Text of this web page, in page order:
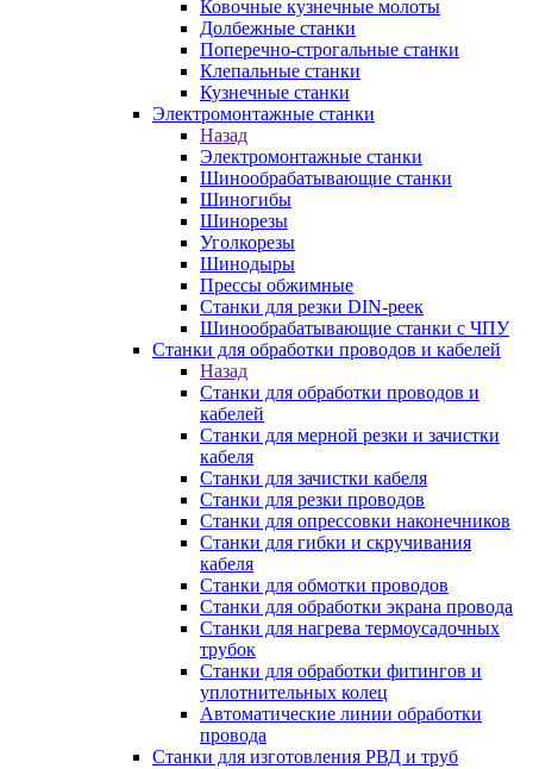
Ковочные кузнечные молоты
Долбежные станки
Поперечно-строгальные станки
Клепальные станки
Кузнечные станки
Электромонтажные станки
Назад
Электромонтажные станки
Шинообрабатывающие станки
Шиногибы
Шинорезы
Уголкорезы
Шинодыры
Прессы обжимные
Станки для резки DIN-реек
Шинообрабатывающие станки с ЧПУ
Станки для обработки проводов и кабелей
Назад
Станки для обработки проводов и
кабелей
Станки для мерной резки и зачистки
кабеля
Станки для зачистки кабеля
Станки для резки проводов
Станки для опрессовки наконечников
Станки для гибки и скручивания
кабеля
Станки для обмотки проводов
Станки для обработки экрана провода
Станки для нагрева термоусадочных
трубок
Станки для обработки фитингов и
уплотнительных колец
Автоматические линии обработки
провода
Станки для изготовления РВД и труб